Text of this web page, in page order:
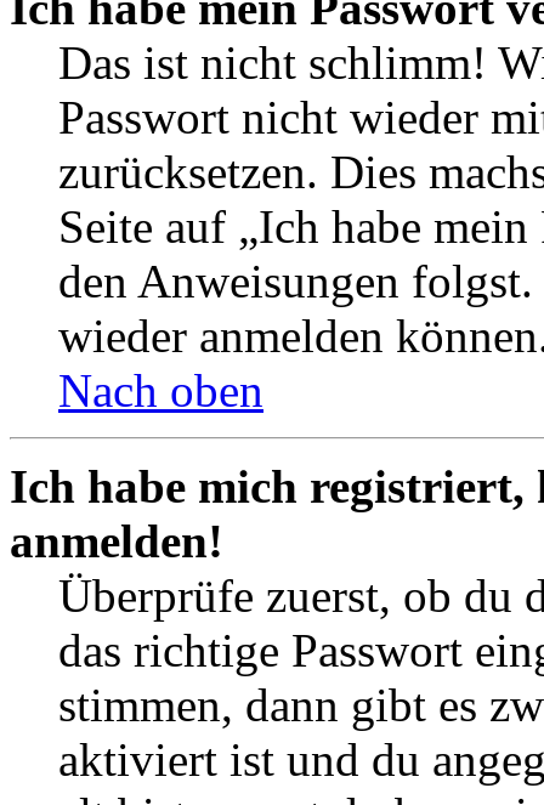
Das ist nicht schlimm!
Passwort nicht wieder
zurücksetzen. Dies
Seite auf „Ich habe
den Anweisungen
wieder anmelden
Nach oben
Ich habe mich
anmelden!
Überprüfe zuerst, ob du
das richtige Passwort
stimmen, dann gibt es
aktiviert ist und du